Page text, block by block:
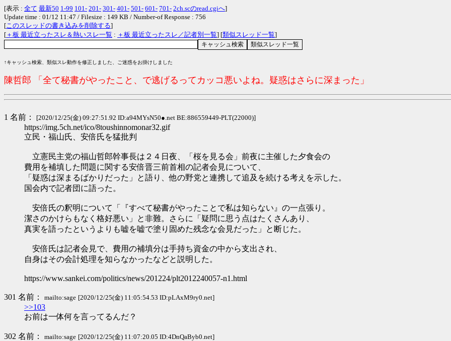
[表示 : 全て 最新50 1-99 101- 201- 301- 401- 501- 601- 701- 2ch.scのread.cgiへ]
Update time : 01/12 11:47 / Filesize : 149 KB / Number-of Response : 756
[このスレッドの書き込みを削除する]
[ ＋板 最近立ったスレ＆熱いスレ一覧 : ＋板 最近立ったスレ／記者別一覧] [類似スレッド一覧]
↑キャッシュ検索、類似スレ動作を修正しました、ご迷惑をお掛けしました
陳哲郎 「全て秘書がやったこと、で逃げるってカッコ悪いよね。疑惑はさらに深まった」
1 名前： [2020/12/25(金) 09:27:51.92 ID:a94MYsN50●.net BE:886559449-PLT(22000)]
https://img.5ch.net/ico/8toushinnomonar32.gif
立民・福山氏、安倍氏を猛批判
立憲民主党の福山哲郎幹事長は２４日夜、「桜を見る会」前夜に主催した夕食会の
費用を補填した問題に関する安倍晋三前首相の記者会見について、
「疑惑は深まるばかりだった」と語り、他の野党と連携して追及を続ける考えを示した。
国会内で記者団に語った。
安倍氏の釈明について「『すべて秘書がやったことで私は知らない』の一点張り。
潔さのかけらもなく格好悪い」と非難。さらに「疑問に思う点はたくさんあり、
真実を語ったというよりも嘘を嘘で塗り固めた残念な会見だった」と断じた。
安倍氏は記者会見で、費用の補填分は手持ち資金の中から支出され、
自身はその会計処理を知らなかったなどと説明した。
https://www.sankei.com/politics/news/201224/plt2012240057-n1.html
301 名前： mailto:sage [2020/12/25(金) 11:05:54.53 ID:pLAxM9ry0.net]
>>103
お前は一体何を言ってるんだ？
302 名前： mailto:sage [2020/12/25(金) 11:07:20.05 ID:4DnQaByb0.net]